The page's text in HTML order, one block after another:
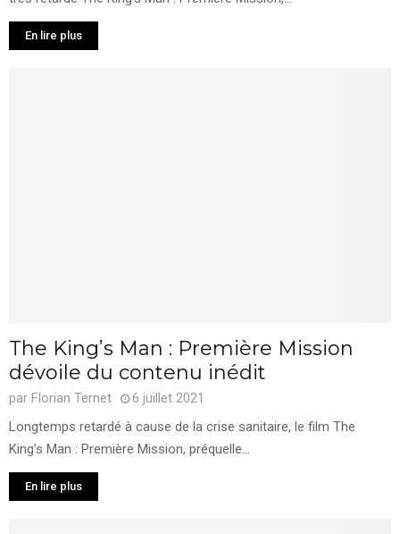
En lire plus
The King’s Man : Première Mission
dévoile du contenu inédit
par Florian Ternet
6 juillet 2021
Longtemps retardé à cause de la crise sanitaire, le film The
King’s Man : Première Mission, préquelle...
En lire plus